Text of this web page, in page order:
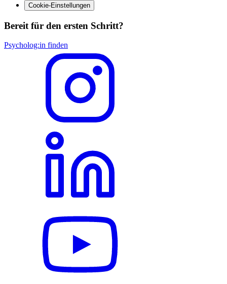
Cookie-Einstellungen
Bereit für den ersten Schritt?
Psycholog:in finden